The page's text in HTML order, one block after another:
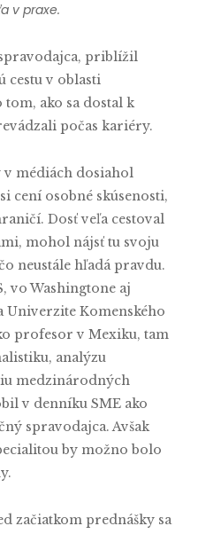
v praxe.
priblížil
cestu v oblasti
ako sa dostal k
počas kariéry.
médiách dosiahol
cení osobné skúsenosti,
Dosť veľa cestoval
mohol nájsť tu svoju
neustále hľadá pravdu.
vo Washingtone aj
Univerzite Komenského
profesor v Mexiku, tam
analýzu
medzinárodných
v denníku SME ako
spravodajca. Avšak
by možno bolo
začiatkom prednášky sa